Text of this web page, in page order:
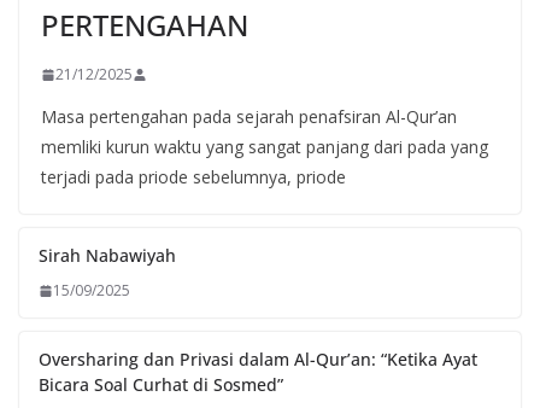
PERTENGAHAN
21/12/2025
Masa pertengahan pada sejarah penafsiran Al-Qur’an
memliki kurun waktu yang sangat panjang dari pada yang
terjadi pada priode sebelumnya, priode
Sirah Nabawiyah
15/09/2025
Oversharing dan Privasi dalam Al-Qur’an: “Ketika Ayat
Bicara Soal Curhat di Sosmed”